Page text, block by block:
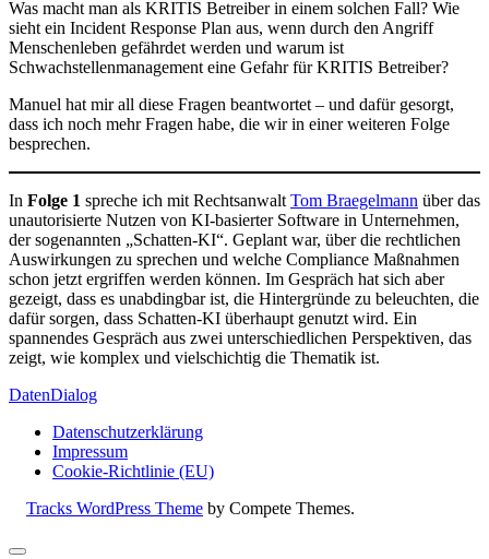
Was macht man als KRITIS Betreiber in einem solchen Fall? Wie
sieht ein Incident Response Plan aus, wenn durch den Angriff
Menschenleben gefährdet werden und warum ist
Schwachstellenmanagement eine Gefahr für KRITIS Betreiber?
Manuel hat mir all diese Fragen beantwortet – und dafür gesorgt,
dass ich noch mehr Fragen habe, die wir in einer weiteren Folge
besprechen.
In Folge 1 spreche ich mit Rechtsanwalt Tom Braegelmann über das
unautorisierte Nutzen von KI-basierter Software in Unternehmen,
der sogenannten „Schatten-KI“. Geplant war, über die rechtlichen
Auswirkungen zu sprechen und welche Compliance Maßnahmen
schon jetzt ergriffen werden können. Im Gespräch hat sich aber
gezeigt, dass es unabdingbar ist, die Hintergründe zu beleuchten, die
dafür sorgen, dass Schatten-KI überhaupt genutzt wird. Ein
spannendes Gespräch aus zwei unterschiedlichen Perspektiven, das
zeigt, wie komplex und vielschichtig die Thematik ist.
DatenDialog
Datenschutzerklärung
Impressum
Cookie-Richtlinie (EU)
Tracks WordPress Theme by Compete Themes.